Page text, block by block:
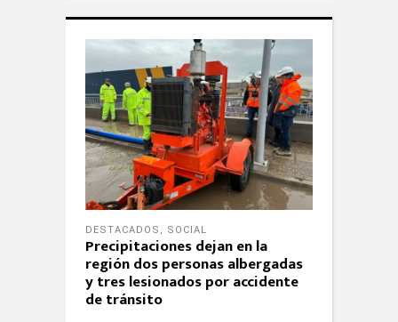
DESTACADOS , SOCIAL
Precipitaciones dejan en la
región dos personas albergadas
y tres lesionados por accidente
de tránsito